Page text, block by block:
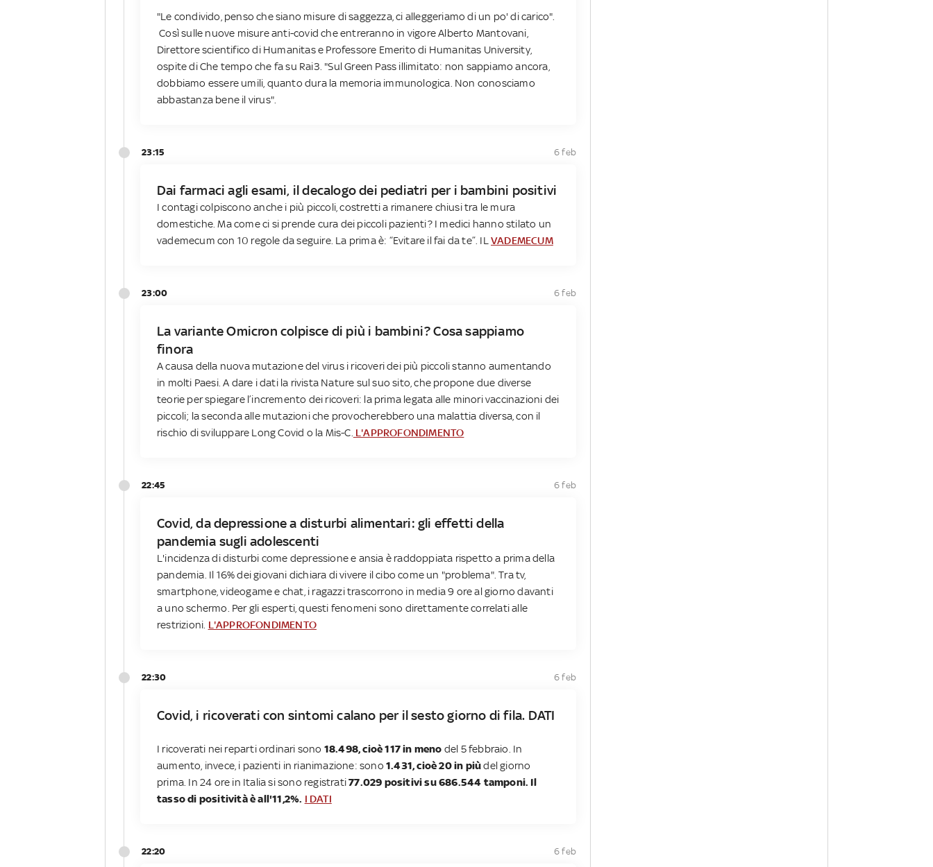
"Le condivido, penso che siano misure di saggezza, ci alleggeriamo di un po' di carico".
Così sulle nuove misure anti-covid che entreranno in vigore Alberto Mantovani,
Direttore scientifico di Humanitas e Professore Emerito di Humanitas University,
ospite di Che tempo che fa su Rai3. "Sul Green Pass illimitato: non sappiamo ancora,
dobbiamo essere umili, quanto dura la memoria immunologica. Non conosciamo
abbastanza bene il virus".
23:15 6 feb
Dai farmaci agli esami, il decalogo dei pediatri per i bambini positivi
I contagi colpiscono anche i più piccoli, costretti a rimanere chiusi tra le mura
domestiche. Ma come ci si prende cura dei piccoli pazienti? I medici hanno stilato un
vademecum con 10 regole da seguire. La prima è: “Evitare il fai da te”. ILVADEMECUM
23:00 6 feb
La variante Omicron colpisce di più i bambini? Cosa sappiamo
finora
A causa della nuova mutazione del virus i ricoveri dei più piccoli stanno aumentando
in molti Paesi. A dare i dati la rivista Nature sul suo sito, che propone due diverse
teorie per spiegare l’incremento dei ricoveri: la prima legata alle minori vaccinazioni dei
piccoli; la seconda alle mutazioni che provocherebbero una malattia diversa, con il
rischio di sviluppare Long Covid o la Mis-C. L'APPROFONDIMENTO
22:45 6 feb
Covid, da depressione a disturbi alimentari: gli effetti della
pandemia sugli adolescenti
L'incidenza di disturbi come depressione e ansia è raddoppiata rispetto a prima della
pandemia. Il 16% dei giovani dichiara di vivere il cibo come un "problema". Tra tv,
smartphone, videogame e chat, i ragazzi trascorrono in media 9 ore al giorno davanti
a uno schermo. Per gli esperti, questi fenomeni sono direttamente correlati alle
restrizioni. L'APPROFONDIMENTO
22:30 6 feb
Covid, i ricoverati con sintomi calano per il sesto giorno di fila. DATI
I ricoverati nei reparti ordinari sono 18.498, cioè 117 in meno del 5 febbraio. In
aumento, invece, i pazienti in rianimazione: sono1.431, cioè 20 in piùdel giorno
prima. In 24 ore in Italia si sono registrati77.029 positivi su 686.544 tamponi. Il
tasso di positività è all'11,2%. I DATI
22:20 6 feb